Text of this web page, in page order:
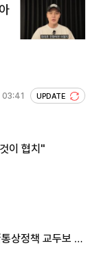
UPDATE
이 협치"
상정책 교두보 활